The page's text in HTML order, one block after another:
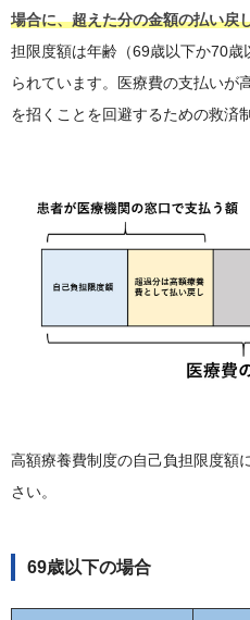
場合に、超えた分の金額の払い戻
担限度額は年齢（69歳以下か70
られています。医療費の支払いが
を招くことを回避するための救済
高額療養費制度の自己負担限度額
さい。
69歳以下の場合